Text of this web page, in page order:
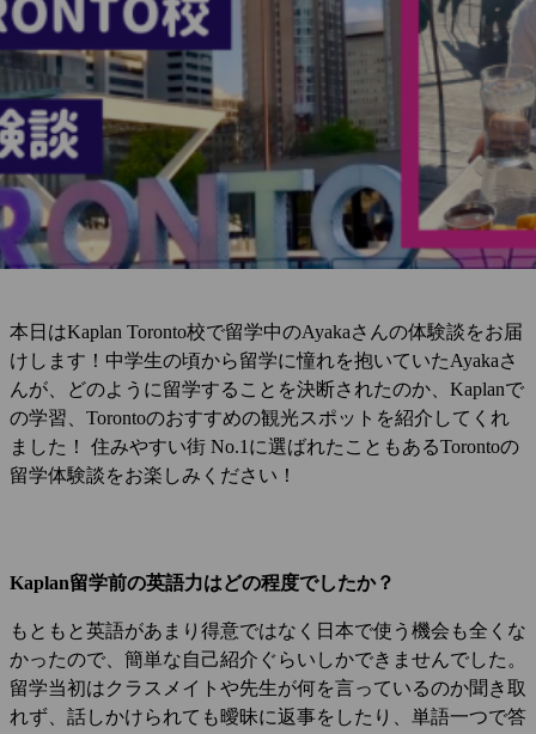
本日はKaplan Toronto校で留学中のAyakaさんの体験談をお届
けします！中学生の頃から留学に憧れを抱いていたAyakaさ
んが、どのように留学することを決断されたのか、Kaplanで
の学習、Torontoのおすすめの観光スポットを紹介してくれ
ました！ 住みやすい街 No.1に選ばれたこともあるTorontoの
留学体験談をお楽しみください！
Kaplan留学前の英語力はどの程度でしたか？
もともと英語があまり得意ではなく日本で使う機会も全くな
かったので、簡単な自己紹介ぐらいしかできませんでした。
留学当初はクラスメイトや先生が何を言っているのか聞き取
れず、話しかけられても曖昧に返事をしたり、単語一つで答